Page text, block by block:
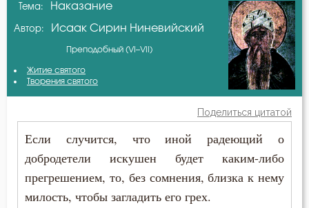
Бедность
Безмолвие
Бесстрастие
Ближний
Амвросий Оптинский (Гренков)
Варсонофий Оптинский (Плиханков)
Василий Великий
Григорий Богослов
Григорий Нисский
Тема: Наказание
Автор: Исаак Сирин Ниневийский
Преподобный (VI–VII)
Житие святого
Творения святого
Поделиться цитатой
Если случится, что иной радеющий о
добродетели искушен будет каким-либо
прегрешением, то, без сомнения, близка к нему
милость, чтобы загладить его грех.